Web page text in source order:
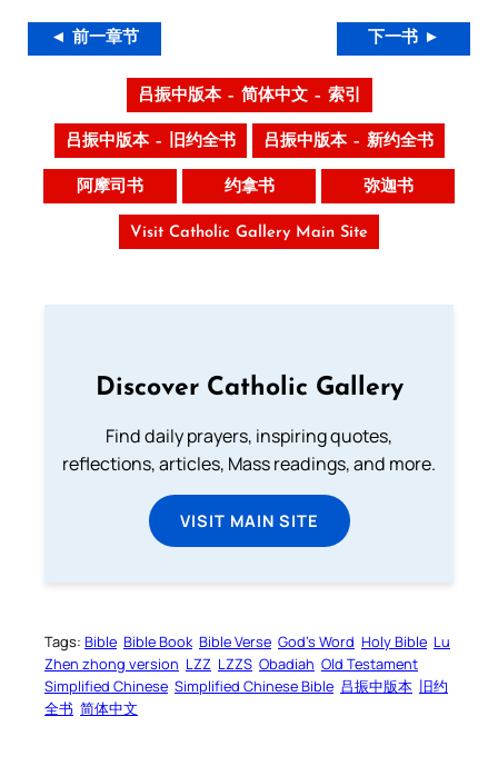
◄ 前一章节 下一书 ►
吕振中版本 – 简体中文 – 索引
吕振中版本 – 旧约全书 吕振中版本 – 新约全书
阿摩司书 约拿书 弥迦书
Visit Catholic Gallery Main Site
Discover Catholic Gallery
Find daily prayers, inspiring quotes,
reflections, articles, Mass readings, and more.
VISIT MAIN SITE
Tags: Bible Bible Book Bible Verse God’s Word Holy Bible Lu
Zhen zhong version LZZ LZZS Obadiah Old Testament
Simplified Chinese Simplified Chinese Bible 吕振中版本 旧约
全书 简体中文